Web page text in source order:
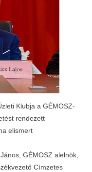
Klubja a GÉMOSZ-
rendezett
elismert
GÉMOSZ alelnök,
Címzetes